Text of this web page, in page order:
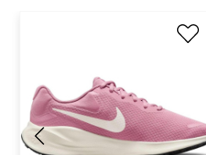
EVERLAST